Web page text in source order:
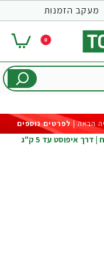
מעקב הזמנות
0
לפרטים נוספים